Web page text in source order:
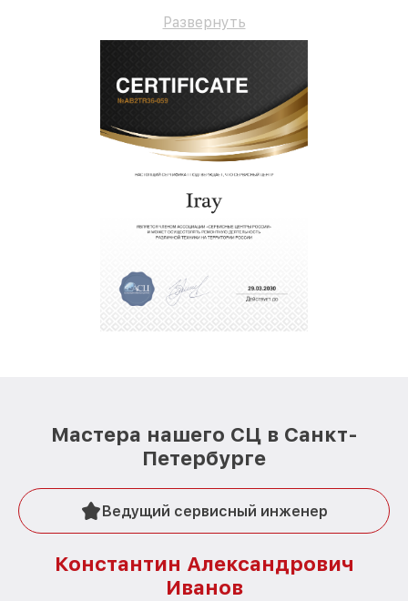
Развернуть
Мастера нашего СЦ в Санкт-
Петербурге
Ведущий сервисный инженер
Константин Александрович
Иванов